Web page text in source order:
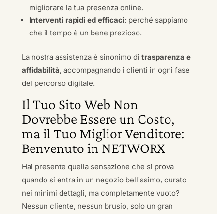
migliorare la tua presenza online.
Interventi rapidi ed efficaci: perché sappiamo
che il tempo è un bene prezioso.
La nostra assistenza è sinonimo di trasparenza e
affidabilità, accompagnando i clienti in ogni fase
del percorso digitale.
Il Tuo Sito Web Non
Dovrebbe Essere un Costo,
ma il Tuo Miglior Venditore:
Benvenuto in NETWORX
Hai presente quella sensazione che si prova
quando si entra in un negozio bellissimo, curato
nei minimi dettagli, ma completamente vuoto?
Nessun cliente, nessun brusio, solo un gran